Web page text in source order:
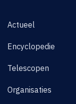
Actueel
Encyclopedie
Telescopen
Organisaties